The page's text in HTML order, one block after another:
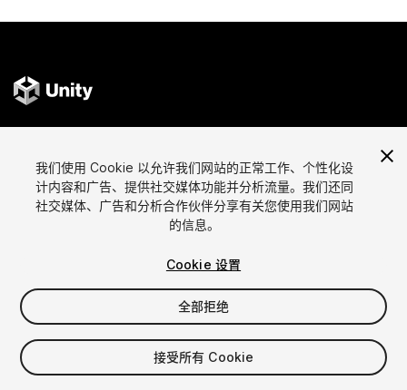
English
简体中文
出售资源
资源上传指南
资源商店工具
常见问题
发现
最畅销资源
Affiliate计划
成员资格
我们使用 Cookie 以允许我们网站的正常工作、个性化设
计内容和广告、提供社交媒体功能并分析流量。我们还同
社交媒体、广告和分析合作伙伴分享有关您使用我们网站
的信息。
Cookie 设置
全部拒绝
接受所有 Cookie